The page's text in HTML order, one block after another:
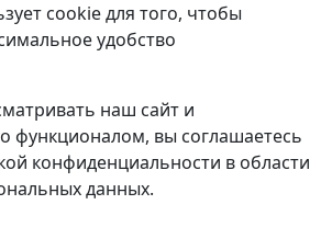
cookie для того, чтобы
удобство
наш сайт и
функционалом, вы соглашаетесь
конфиденциальности в области
данных.